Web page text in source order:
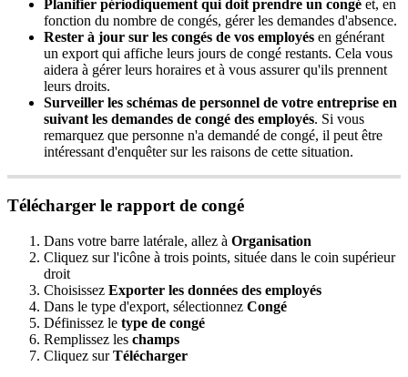
Planifier périodiquement qui doit prendre un congé et, en
fonction du nombre de congés, gérer les demandes d'absence.
Rester à jour sur les congés de vos employés en générant
un export qui affiche leurs jours de congé restants. Cela vous
aidera à gérer leurs horaires et à vous assurer qu'ils prennent
leurs droits.
Surveiller les schémas de personnel de votre entreprise en
suivant les demandes de congé des employés. Si vous
remarquez que personne n'a demandé de congé, il peut être
intéressant d'enquêter sur les raisons de cette situation.
Télécharger le rapport de congé
Dans votre barre latérale, allez à Organisation
Cliquez sur l'icône à trois points, située dans le coin supérieur
droit
Choisissez Exporter les données des employés
Dans le type d'export, sélectionnez Congé
Définissez le type de congé
Remplissez les champs
Cliquez sur Télécharger